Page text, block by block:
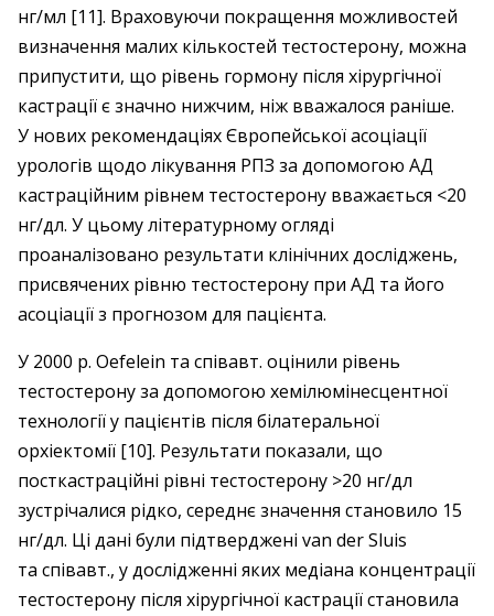
нг/мл [11]. Враховуючи покращення можливостей
визначення малих кількостей тестостерону, можна
припустити, що рівень гормону після хірургічної
кастрації є значно нижчим, ніж вважалося раніше.
У нових рекомендаціях Європейської асоціації
урологів щодо лікування РПЗ за допомогою АД
кастраційним рівнем тестостерону вважається <20
нг/дл. У цьому літературному огляді
проаналізовано результати клінічних досліджень,
присвячених рівню тестостерону при АД та його
асоціації з прогнозом для пацієнта.
У 2000 р. Oefelein та співавт. оцінили рівень
тестостерону за допомогою хемілюмінесцентної
технології у пацієнтів після білатеральної
орхіектомії [10]. Результати показали, що
посткастраційні рівні тестостерону >20 нг/дл
зустрічалися рідко, середнє значення становило 15
нг/дл. Ці дані були підтверджені van der Sluis
та співавт., у дослідженні яких медіана концентрації
тестостерону після хірургічної кастрації становила